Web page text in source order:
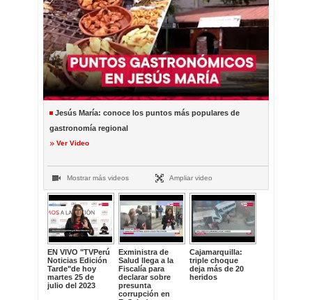
Jesús María: conoce los puntos más populares de
gastronomía regional
Ver Video
Mostrar más videos Ampliar video
EN VIVO "TVPerú
Noticias Edición
Tarde"de hoy
martes 25 de
julio del 2023
Exministra de
Salud llega a la
Fiscalía para
declarar sobre
presunta
corrupción en
Cajamarquilla:
triple choque
deja más de 20
heridos